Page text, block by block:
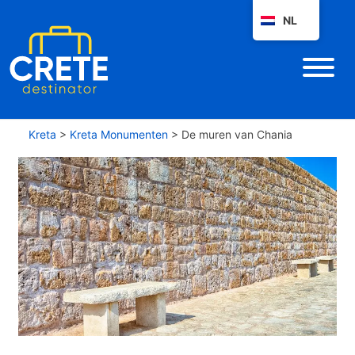
Kreta > Kreta Monumenten > De muren van Chania
NL